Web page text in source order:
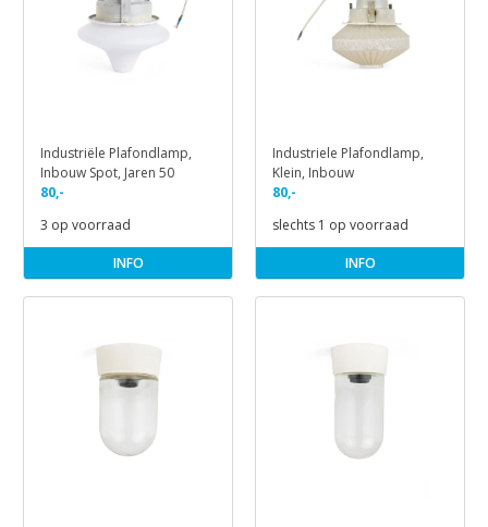
Industriële Plafondlamp,
Inbouw Spot, Jaren 50
80,-
3 op voorraad
INFO
Industriele Plafondlamp,
Klein, Inbouw
80,-
slechts 1 op voorraad
INFO